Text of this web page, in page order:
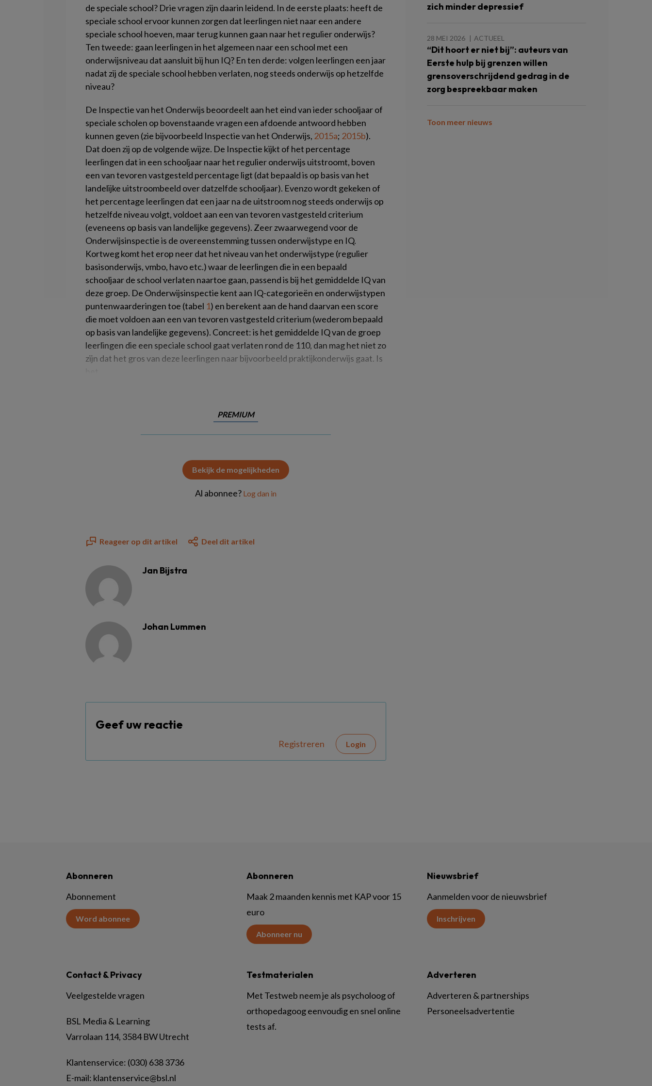
de speciale school? Drie vragen zijn daarin leidend. In de eerste plaats: heeft de
speciale school ervoor kunnen zorgen dat leerlingen niet naar een andere
speciale school hoeven, maar terug kunnen gaan naar het regulier onderwijs?
Ten tweede: gaan leerlingen in het algemeen naar een school met een
onderwijsniveau dat aansluit bij hun IQ? En ten derde: volgen leerlingen een jaar
nadat zij de speciale school hebben verlaten, nog steeds onderwijs op hetzelfde
niveau?
De Inspectie van het Onderwijs beoordeelt aan het eind van ieder schooljaar of
speciale scholen op bovenstaande vragen een afdoende antwoord hebben
kunnen geven (zie bijvoorbeeld Inspectie van het Onderwijs, 2015a; 2015b).
Dat doen zij op de volgende wijze. De Inspectie kijkt of het percentage
leerlingen dat in een schooljaar naar het regulier onderwijs uitstroomt, boven
een van tevoren vastgesteld percentage ligt (dat bepaald is op basis van het
landelijke uitstroombeeld over datzelfde schooljaar). Evenzo wordt gekeken of
het percentage leerlingen dat een jaar na de uitstroom nog steeds onderwijs op
hetzelfde niveau volgt, voldoet aan een van tevoren vastgesteld criterium
(eveneens op basis van landelijke gegevens). Zeer zwaarwegend voor de
Onderwijsinspectie is de overeenstemming tussen onderwijstype en IQ.
Kortweg komt het erop neer dat het niveau van het onderwijstype (regulier
basisonderwijs, vmbo, havo etc.) waar de leerlingen die in een bepaald
schooljaar de school verlaten naartoe gaan, passend is bij het gemiddelde IQ van
deze groep. De Onderwijsinspectie kent aan IQ-categorieën en onderwijstypen
puntenwaarderingen toe (tabel 1) en berekent aan de hand daarvan een score
die moet voldoen aan een van tevoren vastgesteld criterium (wederom bepaald
op basis van landelijke gegevens). Concreet: is het gemiddelde IQ van de groep
leerlingen die een speciale school gaat verlaten rond de 110, dan mag het niet zo
zijn dat het gros van deze leerlingen naar bijvoorbeeld praktijkonderwijs gaat. Is
PREMIUM
Bekijk de mogelijkheden
Al abonnee? Log dan in
Reageer op dit artikel Deel dit artikel
Jan Bijstra
Johan Lummen
Geef uw reactie
Registreren Login
zich minder depressief
28 MEI 2026 ACTUEEL
“Dit hoort er niet bij”: auteurs van
Eerste hulp bij grenzen willen
grensoverschrijdend gedrag in de
zorg bespreekbaar maken
Toon meer nieuws
Abonneren
Abonnement
Word abonnee
Abonneren
Maak 2 maanden kennis met KAP voor 15
euro
Abonneer nu
Nieuwsbrief
Aanmelden voor de nieuwsbrief
Inschrijven
Contact & Privacy
Veelgestelde vragen
BSL Media & Learning
Varrolaan 114, 3584 BW Utrecht
Klantenservice: (030) 638 3736
E-mail: klantenservice@bsl.nl
Testmaterialen
Met Testweb neem je als psycholoog of
orthopedagoog eenvoudig en snel online
tests af.
Adverteren
Adverteren & partnerships
Personeelsadvertentie